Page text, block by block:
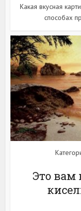
Какая вкусная
способах
Это вам